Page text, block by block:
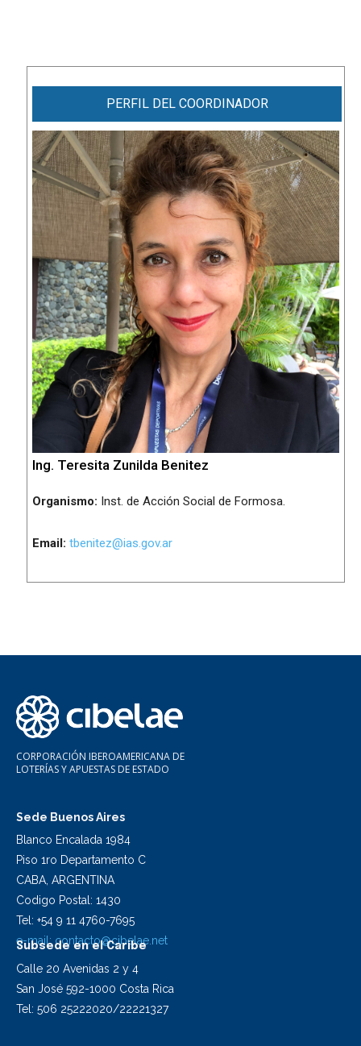
PERFIL DEL COORDINADOR
Ing. Teresita Zunilda Benitez
Organismo: Inst. de Acción Social de Formosa.
Email: tbenitez@ias.gov.ar
CORPORACIÓN IBEROAMERICANA DE
LOTERÍAS Y APUESTAS DE ESTADO
Sede Buenos Aires
Blanco Encalada 1984
Piso 1ro Departamento C
CABA, ARGENTINA
Codigo Postal: 1430
Tel: +54 9 11 4760-7695
e-mail: contacto@cibelae.net
Subsede en el Caribe
Calle 20 Avenidas 2 y 4
San José 592-1000 Costa Rica
Tel: 506 25222020/22221327